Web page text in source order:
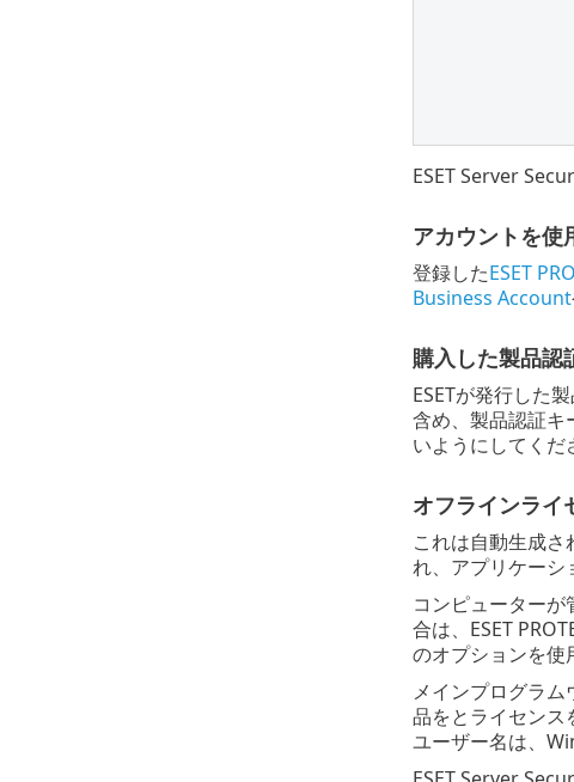
ESET Server
アカウントを使
登録したESET
Business Account
購入した製品認
ESETが発行した
含め、製品認証キ
いようにしてくだ
オフラインライ
これは自動生成
れ、アプリケーシ
コンピューター
合は、ESET
のオプションを使
メインプログラム
品をとライセンス
ユーザー名は、